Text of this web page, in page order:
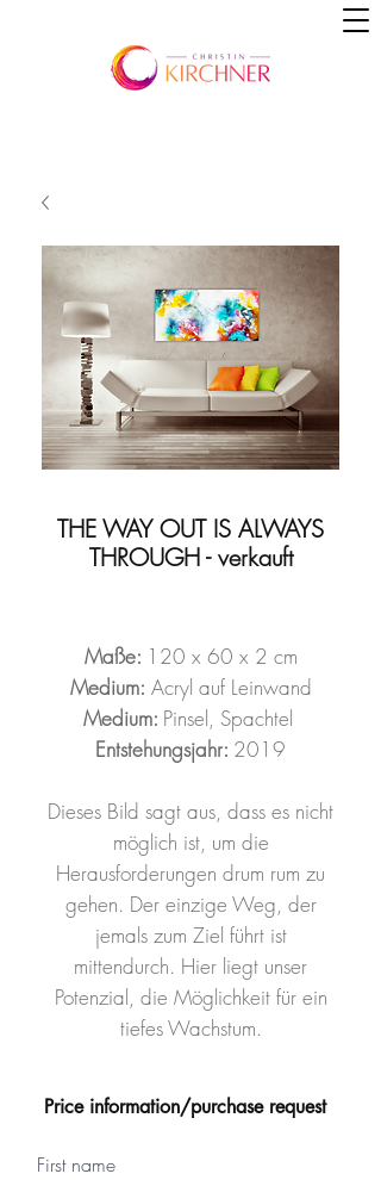
THE WAY OUT IS ALWAYS
THROUGH - verkauft
Maße: 120 x 60 x 2 cm
Medium: Acryl auf Leinwand
Medium: Pinsel, Spachtel
Entstehungsjahr: 2019
Dieses Bild sagt aus, dass es nicht
möglich ist, um die
Herausforderungen drum rum zu
gehen. Der einzige Weg, der
jemals zum Ziel führt ist
mittendurch. Hier liegt unser
Potenzial, die Möglichkeit für ein
tiefes Wachstum.
Price information/purchase request
First name